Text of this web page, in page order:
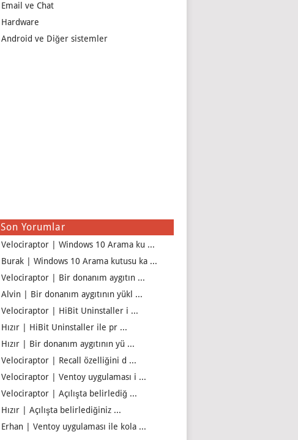
Email ve Chat
Hardware
Android ve Diğer sistemler
Son Yorumlar
Velociraptor | Windows 10 Arama ku ...
Burak | Windows 10 Arama kutusu ka ...
Velociraptor | Bir donanım aygıtın ...
Alvin | Bir donanım aygıtının yükl ...
Velociraptor | HiBit Uninstaller i ...
Hızır | HiBit Uninstaller ile pr ...
Hızır | Bir donanım aygıtının yü ...
Velociraptor | Recall özelliğini d ...
Velociraptor | Ventoy uygulaması i ...
Velociraptor | Açılışta belirlediğ ...
Hızır | Açılışta belirlediğiniz ...
Erhan | Ventoy uygulaması ile kola ...